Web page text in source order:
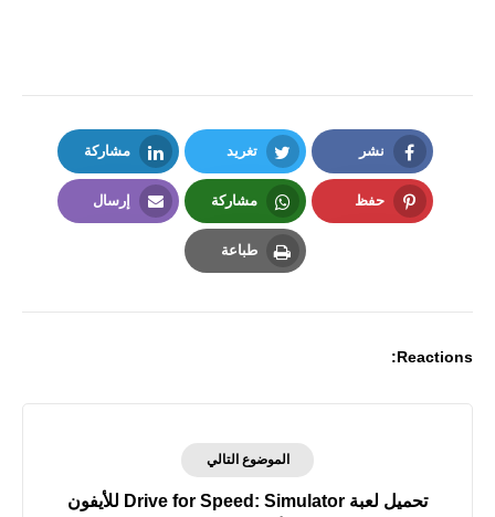
نشر
Facebook
تغريد
Twitter
مشاركة
LinkedIn
حفظ مشاركة
Whatsapp
إرسال
طباعة
Reactions:
الموضوع التالي
تحميل لعبة Drive for Speed: Simulator للأيفون